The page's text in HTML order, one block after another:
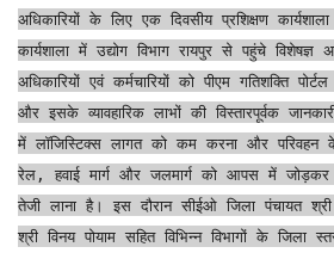
अधिकारियों के लिए एक दिवसीय प्रशिक्षण
कार्यशाला में उद्योग विभाग रायपुर से पहुंचे विशेषज्ञ
अधिकारियों एवं कर्मचारियों को पीएम गतिशक्ति
और इसके व्यावहारिक लाभों की विस्तारपूर्वक
में लॉजिस्टिक्स लागत को कम करना और परिवहन
रेल, हवाई मार्ग और जलमार्ग को आपस में जोड़कर
तेजी लाना है। इस दौरान सीईओ जिला पंचायत
श्री विनय पोयाम सहित विभिन्न विभागों के जिला